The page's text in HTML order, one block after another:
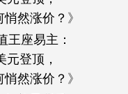
然涨价？ 》
王座易主：
登顶，
然涨价？ 》